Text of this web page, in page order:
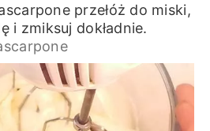
przełóż do miski,
i zmiksuj dokładnie.